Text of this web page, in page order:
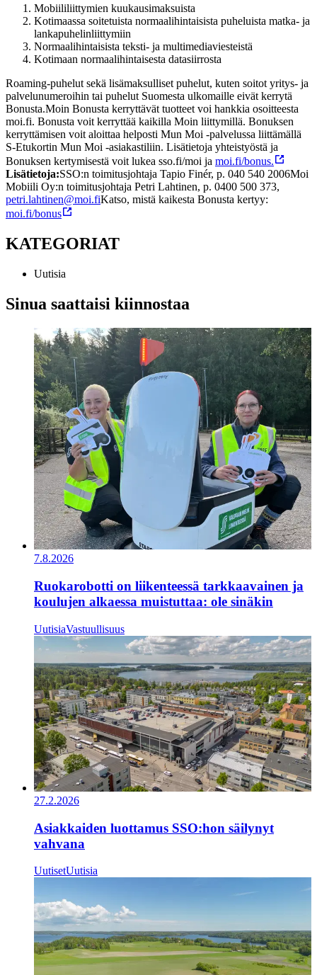
Mobiililiittymien kuukausimaksuista
Kotimaassa soitetuista normaalihintaisista puheluista matka- ja
lankapuhelinliittymiin
Normaalihintaisista teksti- ja multimediaviesteistä
Kotimaan normaalihintaisesta datasiirrosta
Roaming-puhelut sekä lisämaksulliset puhelut, kuten soitot yritys- ja
palvelunumeroihin tai puhelut Suomesta ulkomaille eivät kerrytä
Bonusta.Moin Bonusta kerryttävät tuotteet voi hankkia osoitteesta
moi.fi. Bonusta voit kerryttää kaikilla Moin liittymillä. Bonuksen
kerryttämisen voit aloittaa helposti Mun Moi -palvelussa liittämällä
S-Etukortin Mun Moi -asiakastiliin. Lisätietoja yhteistyöstä ja
Bonuksen kertymisestä voit lukea sso.fi/moi ja moi.fi/bonus.
Lisätietoja:SSO:n toimitusjohtaja Tapio Finér, p. 040 540 2006Moi
Mobiili Oy:n toimitusjohtaja Petri Lahtinen, p. 0400 500 373,
petri.lahtinen@moi.fiKatso, mistä kaikesta Bonusta kertyy:
moi.fi/bonus
KATEGORIAT
Uutisia
Sinua saattaisi kiinnostaa
7.8.2026
Ruokarobotti on liikenteessä tarkkaavainen ja
koulujen alkaessa muistuttaa: ole sinäkin
UutisiaVastuullisuus
27.2.2026
Asiakkaiden luottamus SSO:hon säilynyt
vahvana
UutisetUutisia